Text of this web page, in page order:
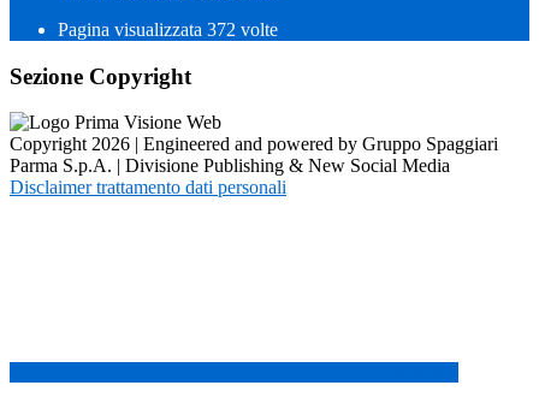
Pagina visualizzata 372 volte
Sezione Copyright
Copyright 2026 | Engineered and powered by Gruppo Spaggiari
Parma S.p.A. | Divisione Publishing & New Social Media
Disclaimer trattamento dati personali